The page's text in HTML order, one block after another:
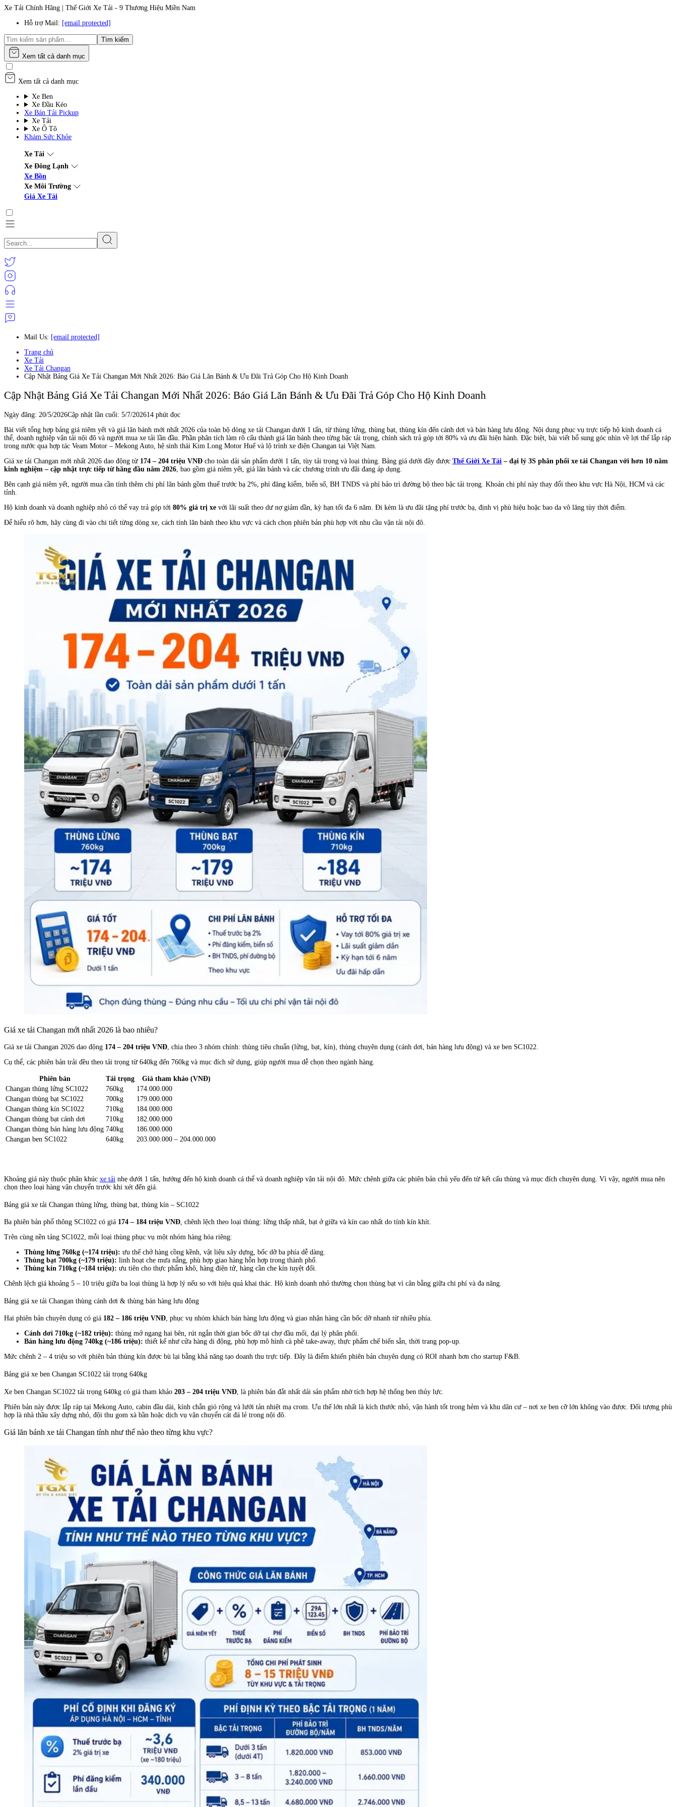
Xe Tải Chính Hãng | Thế Giới Xe Tải - 9 Thương Hiệu Miền Nam
Hỗ trợ Mail: [email protected]
Tìm kiếm
Xem tất cả danh mục
Xem tất cả danh mục
Xe Ben
Xe Đầu Kéo
Xe Bán Tải Pickup
Xe Tải
Xe Ô Tô
Khám Sức Khỏe
Xe Tải
Xe Đông Lạnh
Xe Bồn
Xe Môi Trường
Giá Xe Tải
Mail Us: [email protected]
Trang chủ
Xe Tải
Xe Tải Changan
Cập Nhật Bảng Giá Xe Tải Changan Mới Nhất 2026: Báo Giá Lăn Bánh & Ưu Đãi Trả Góp Cho Hộ Kinh Doanh
Cập Nhật Bảng Giá Xe Tải Changan Mới Nhất 2026: Báo Giá Lăn Bánh & Ưu Đãi Trả Góp Cho Hộ Kinh Doanh
Ngày đăng: 20/5/2026Cập nhật lần cuối: 5/7/202614 phút đọc
Bài viết tổng hợp bảng giá niêm yết và giá lăn bánh mới nhất 2026 của toàn bộ dòng xe tải Changan dưới 1 tấn, từ thùng lửng, thùng bạt, thùng kín đến cánh dơi và bán hàng lưu động. Nội dung phục vụ trực tiếp hộ kinh doanh cá
thể, doanh nghiệp vận tải nội đô và người mua xe tải lần đầu. Phần phân tích làm rõ cấu thành giá lăn bánh theo từng bậc tải trọng, chính sách trả góp tới 80% và ưu đãi hiện hành. Đặc biệt, bài viết bổ sung góc nhìn về lợi thế lắp ráp
trong nước qua hợp tác Veam Motor – Mekong Auto, hệ sinh thái Kim Long Motor Huế và lộ trình xe điện Changan tại Việt Nam.
Giá xe tải Changan mới nhất 2026 dao động từ 174 – 204 triệu VNĐ cho toàn dải sản phẩm dưới 1 tấn, tùy tải trọng và loại thùng. Bảng giá dưới đây được Thế Giới Xe Tải – đại lý 3S phân phối xe tải Changan với hơn 10 năm
kinh nghiệm – cập nhật trực tiếp từ hãng đầu năm 2026 , bao gồm giá niêm yết, giá lăn bánh và các chương trình ưu đãi đang áp dụng.
Bên cạnh giá niêm yết, người mua cần tính thêm chi phí lăn bánh gồm thuế trước bạ 2%, phí đăng kiểm, biển số, BH TNDS và phí bảo trì đường bộ theo bậc tải trọng. Khoản chi phí này thay đổi theo khu vực Hà Nội, HCM và các
tỉnh.
Hộ kinh doanh và doanh nghiệp nhỏ có thể vay trả góp tới 80% giá trị xe với lãi suất theo dư nợ giảm dần, kỳ hạn tối đa 6 năm. Đi kèm là ưu đãi tặng phí trước bạ, định vị phù hiệu hoặc bao da vô lăng tùy thời điểm.
Để hiểu rõ hơn, hãy cùng đi vào chi tiết từng dòng xe, cách tính lăn bánh theo khu vực và cách chọn phiên bản phù hợp với nhu cầu vận tải nội đô.
Giá xe tải Changan mới nhất 2026 là bao nhiêu?
Giá xe tải Changan 2026 dao động 174 – 204 triệu VNĐ , chia theo 3 nhóm chính: thùng tiêu chuẩn (lửng, bạt, kín), thùng chuyên dụng (cánh dơi, bán hàng lưu động) và xe ben SC1022.
Cụ thể, các phiên bản trải đều theo tải trọng từ 640kg đến 760kg và mục đích sử dụng, giúp người mua dễ chọn theo ngành hàng.
Phiên bản Tải trọng
Giá tham khảo (VNĐ)
Changan thùng lửng SC1022
760kg
174.000.000
Changan thùng bạt SC1022
700kg
179.000.000
Changan thùng kín SC1022
710kg
184.000.000
Changan thùng bạt cánh dơi
710kg
182.000.000
Changan thùng bán hàng lưu động 740kg
186.000.000
Changan ben SC1022
640kg 203.000.000 – 204.000.000
Khoảng giá này thuộc phân khúc xe tải nhẹ dưới 1 tấn, hướng đến hộ kinh doanh cá thể và doanh nghiệp vận tải nội đô. Mức chênh giữa các phiên bản chủ yếu đến từ kết cấu thùng và mục đích chuyên dụng. Vì vậy, người mua nên
chọn theo loại hàng vận chuyển trước khi xét đến giá.
Bảng giá xe tải Changan thùng lửng, thùng bạt, thùng kín – SC1022
Ba phiên bản phổ thông SC1022 có giá 174 – 184 triệu VNĐ, chênh lệch theo loại thùng: lửng thấp nhất, bạt ở giữa và kín cao nhất do tính kín khít.
Trên cùng nền tảng SC1022, mỗi loại thùng phục vụ một nhóm hàng hóa riêng:
Thùng lửng 760kg (~174 triệu): ưu thế chở hàng cồng kềnh, vật liệu xây dựng, bốc dỡ ba phía dễ dàng.
Thùng bạt 700kg (~179 triệu): linh hoạt che mưa nắng, phù hợp giao hàng hỗn hợp trong thành phố.
Thùng kín 710kg (~184 triệu): ưu tiên cho thực phẩm khô, hàng điện tử, hàng cần che kín tuyệt đối.
Chênh lệch giá khoảng 5 – 10 triệu giữa ba loại thùng là hợp lý nếu so với hiệu quả khai thác. Hộ kinh doanh nhỏ thường chọn thùng bạt vì cân bằng giữa chi phí và đa năng.
Bảng giá xe tải Changan thùng cánh dơi & thùng bán hàng lưu động
Hai phiên bản chuyên dụng có giá 182 – 186 triệu VNĐ, phục vụ nhóm khách bán hàng lưu động và giao nhận hàng cần bốc dỡ nhanh từ nhiều phía.
Cánh dơi 710kg (~182 triệu): thùng mở ngang hai bên, rút ngắn thời gian bốc dỡ tại chợ đầu mối, đại lý phân phối.
Bán hàng lưu động 740kg (~186 triệu): thiết kế như cửa hàng di động, phù hợp mô hình cà phê take-away, thực phẩm chế biến sẵn, thời trang pop-up.
Mức chênh 2 – 4 triệu so với phiên bản thùng kín được bù lại bằng khả năng tạo doanh thu trực tiếp. Đây là điểm khiến phiên bản chuyên dụng có ROI nhanh hơn cho startup F&B.
Bảng giá xe ben Changan SC1022 tải trọng 640kg
Xe ben Changan SC1022 tải trọng 640kg có giá tham khảo 203 – 204 triệu VNĐ , là phiên bản đắt nhất dải sản phẩm nhờ tích hợp hệ thống ben thủy lực.
Phiên bản này được lắp ráp tại Mekong Auto, cabin đầu dài, kính chắn gió rộng và lưới tản nhiệt mạ crom. Ưu thế lớn nhất là kích thước nhỏ, vận hành tốt trong hẻm và khu dân cư – nơi xe ben cỡ lớn không vào được. Đối tượng phù
hợp là nhà thầu xây dựng nhỏ, đội thu gom xà bần hoặc dịch vụ vận chuyển cát đá lẻ trong nội đô.
Giá lăn bánh xe tải Changan tính như thế nào theo từng khu vực?